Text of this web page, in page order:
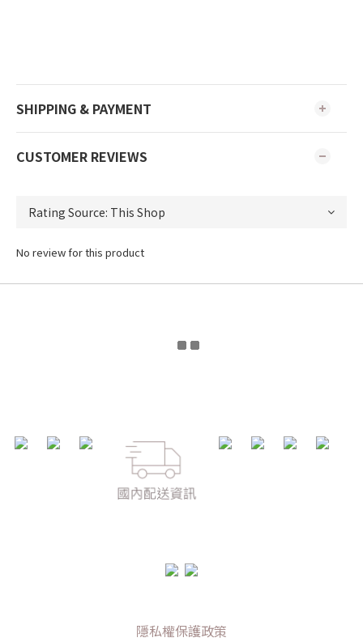
SHIPPING & PAYMENT
CUSTOMER REVIEWS
No review for this product
隱私權保護政策